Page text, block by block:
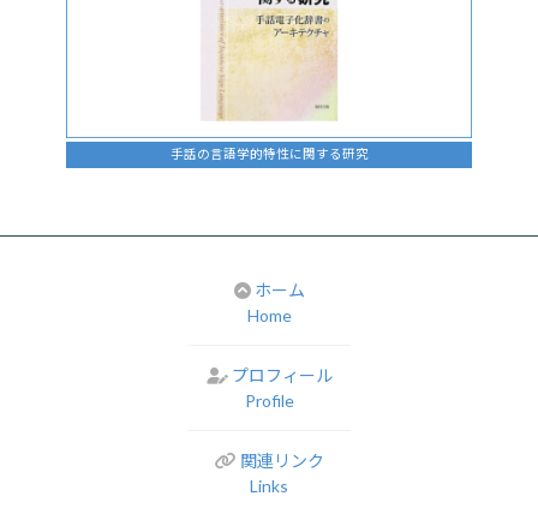
手話の言語学的特性に関する研究
ホーム
Home
プロフィール
Profile
関連リンク
Links